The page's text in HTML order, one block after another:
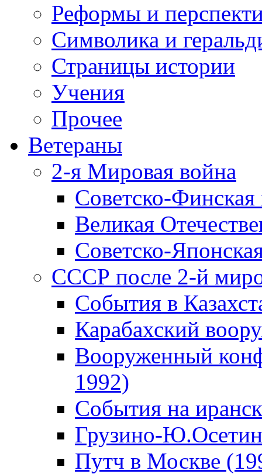
Реформы и
Символика и
Страницы истории
Учения
Прочее
Ветераны
2-я Мировая война
Советско-
Великая
Советско-
СССР после 2-й
События в
Карабахский
Вооруженный
1992)
События на
Грузино-
Путч в Москве